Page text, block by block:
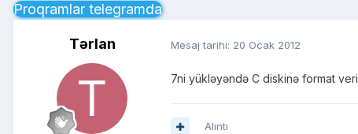
Proqramlar telegramda
Tərlan Mesaj tarihi: 20 Ocak 2012
7ni yükləyəndə C diskinə format
Alıntı